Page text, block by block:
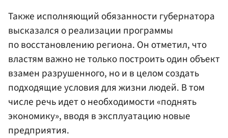
Также исполняющий обязанности губернатора
высказался о реализации программы
по восстановлению региона. Он отметил, что
властям важно не только построить один объект
взамен разрушенного, но и в целом создать
подходящие условия для жизни людей. В том
числе речь идет о необходимости «поднять
экономику», вводя в эксплуатацию новые
предприятия.